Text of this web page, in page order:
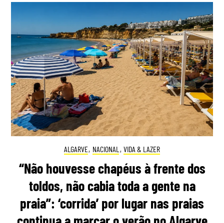
ALGARVE, NACIONAL , VIDA & LAZER
“Não houvesse chapéus à frente dos
toldos, não cabia toda a gente na
praia”: ‘corrida’ por lugar nas praias